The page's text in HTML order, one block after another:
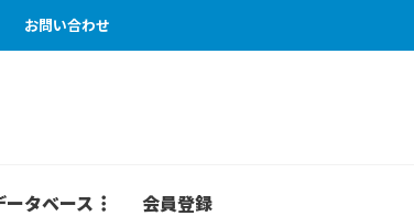
お問い合わせ
ータベース 会員登録